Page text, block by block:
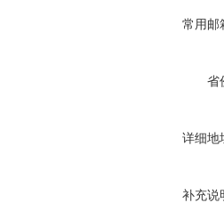
常用邮
省
详细地
补充说